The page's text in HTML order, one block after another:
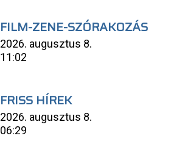
FILM-ZENE-SZÓRAKOZÁS
2026. augusztus 8.
11:02
FRISS HÍREK
2026. augusztus 8.
06:29